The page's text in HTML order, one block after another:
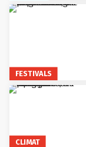
FESTIVALS
CLIMAT